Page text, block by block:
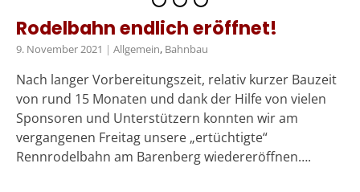
Rodelbahn endlich eröffnet!
9. November 2021 | Allgemein, Bahnbau
Nach langer Vorbereitungszeit, relativ kurzer Bauzeit
von rund 15 Monaten und dank der Hilfe von vielen
Sponsoren und Unterstützern konnten wir am
vergangenen Freitag unsere „ertüchtigte“
Rennrodelbahn am Barenberg wiedereröffnen….